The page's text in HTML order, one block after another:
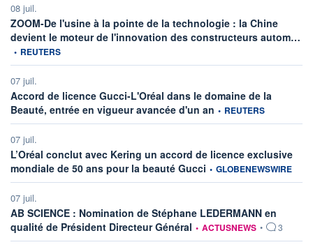
08 juil.
ZOOM-De l'usine à la pointe de la technologie : la Chine
devient le moteur de l'innovation des constructeurs autom…
• REUTERS
07 juil.
Accord de licence Gucci-L'Oréal dans le domaine de la
Beauté, entrée en vigueur avancée d'un an information fournie par
• REUTERS
07 juil.
L’Oréal conclut avec Kering un accord de licence exclusive
mondiale de 50 ans pour la beauté Gucci information fournie par
• GLOBENEWSWIRE
07 juil.
AB SCIENCE : Nomination de Stéphane LEDERMANN en
qualité de Président Directeur Général information fournie par
• ACTUSNEWS • 3